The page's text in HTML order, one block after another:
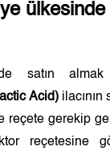
ülkesinde
satın
Acid)ilacının
reçete gerekip
reçetesine